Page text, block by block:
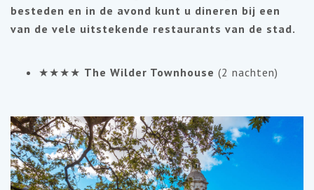
besteden en in de avond kunt u dineren bij een
van de vele uitstekende restaurants van de stad.
★★★★ The Wilder Townhouse (2 nachten)